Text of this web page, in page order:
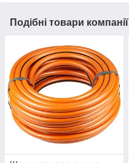
Подібні товари компанії